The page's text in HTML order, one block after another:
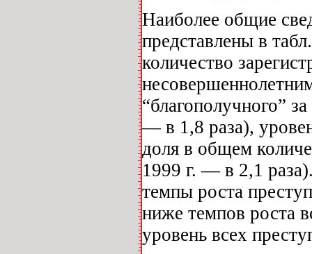
Наиболее общие
представлены в
количество
“благополучного”
— в 1,8 раза),
доля в общем
1999 г. — в 2,1
темпы роста
ниже темпов роста
уровень всех